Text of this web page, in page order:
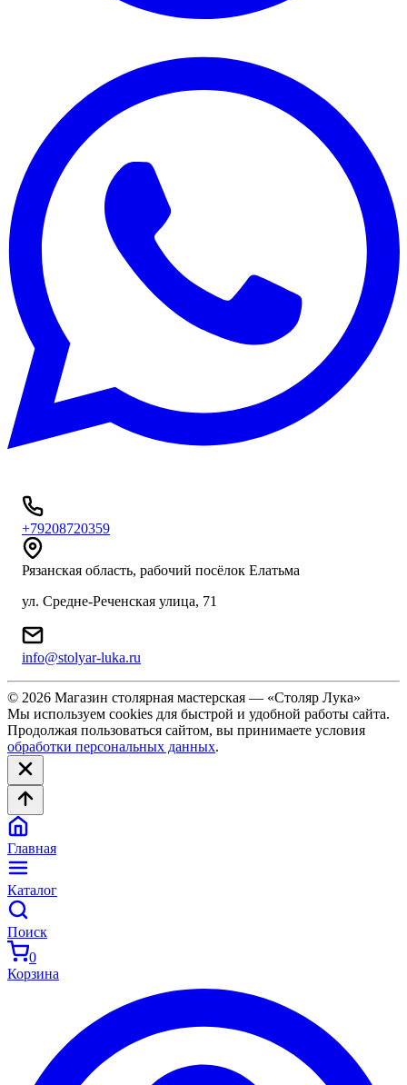
+79208720359
Рязанская область, рабочий посёлок Елатьма
ул. Средне-Реченская улица, 71
info@stolyar-luka.ru
© 2026 Магазин столярная мастерская — «Столяр Лука»
Мы используем cookies для быстрой и удобной работы сайта.
Продолжая пользоваться сайтом, вы принимаете условия
обработки персональных данных.
Главная
Каталог
Поиск
0
Корзина